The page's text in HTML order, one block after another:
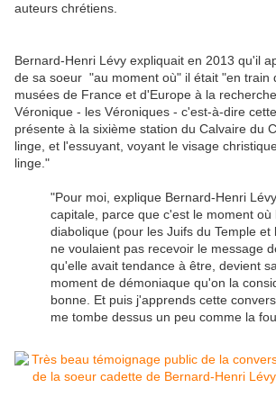
auteurs chrétiens
Bernard-Henri Lévy expliquait en 2013 qu'il
de sa soeur "au moment où" il était "en train
musées de France et d'Europe à la
Véronique - les Véroniques - c'est-à-dire
présente à la sixième station du Calvaire du
linge, et l'essuyant, voyant le visage
linge."
"Pour moi, explique Bernard-Henri
capitale, parce que c'est le moment où
diabolique (pour les Juifs du Temple et
ne voulaient pas recevoir le message
qu'elle avait tendance à être, devient
moment de démoniaque qu'on la
bonne. Et puis j'apprends cette
me tombe dessus un peu comme la